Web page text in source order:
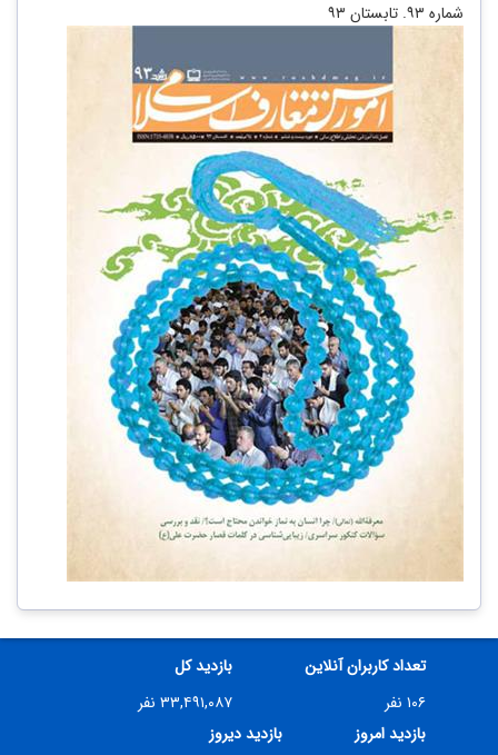
شماره ۹۳. تابستان ۹۳
تعداد کاربران آنلاین
۱۰۶ نفر
بازدید کل
۳۳,۴۹۱,۰۸۷ نفر
بازدید امروز
بازدید دیروز